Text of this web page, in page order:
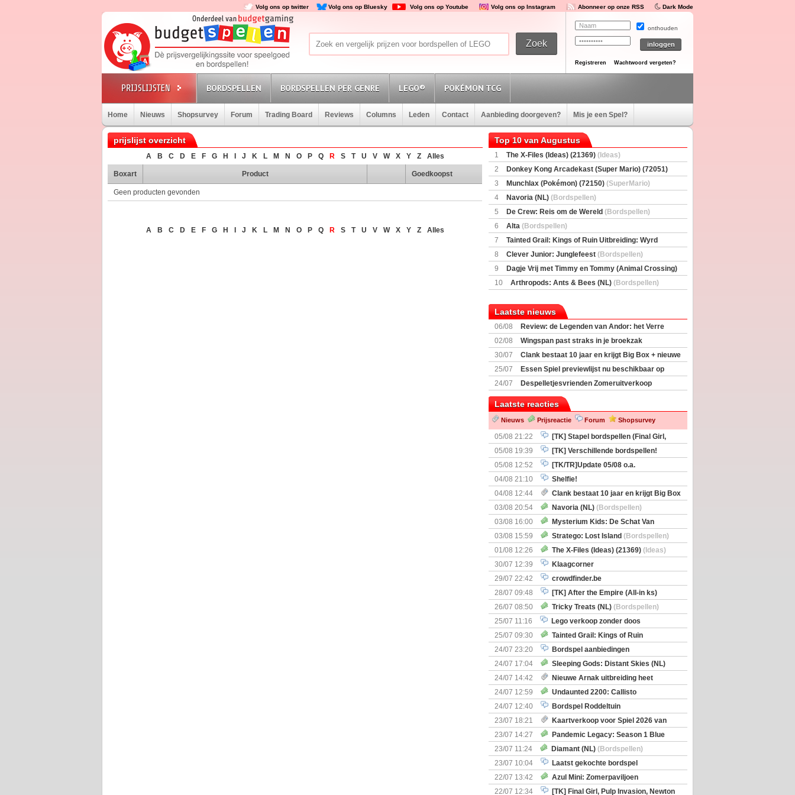
Volg ons op twitter Volg ons op Bluesky Volg ons op Youtube Volg ons op Instagram Abonneer op onze RSS Dark Mode
onthouden
Registreren Wachtwoord vergeten?
BORDSPELLEN BORDSPELLEN PER GENRE LEGO® POKÉMON TCG
Home Nieuws Shopsurvey Forum Trading Board Reviews Columns Leden Contact Aanbieding doorgeven? Mis je een Spel?
prijslijst overzicht
A B C D E F G H J K L M N O P Q R S T U V W X Y Z Alles
Boxart Product Goedkoopst
Geen producten gevonden
A B C D E F G H J K L M N O P Q R S T U V W X Y Z Alles
Top 10 van Augustus
1 The X-Files (Ideas) (21369) (Ideas)
2
Donkey Kong Arcadekast (Super Mario) (72051)
(SuperMario)
3 Munchlax (Pokémon) (72150) (SuperMario)
4
Navoria (NL) (Bordspellen)
5
De Crew: Reis om de Wereld (Bordspellen)
6
Alta (Bordspellen)
7
Tainted Grail: Kings of Ruin Uitbreiding: Wyrd
Encounters(Bordspellen)
8 Clever Junior: Junglefeest (Bordspellen)
9
Dagje Vrij met Timmy en Tommy (Animal Crossing)
(77059)(Ideas)
10 Arthropods: Ants & Bees (NL) (Bordspellen)
Laatste nieuws
06/08
Review: de Legenden van Andor: het Verre
Land
02/08
Wingspan past straks in je broekzak
30/07
Clank bestaat 10 jaar en krijgt Big Box + nieuwe
uitbreiding
25/07
Essen Spiel previewlijst nu beschikbaar op
Boardgamegeek
24/07
Despelletjesvrienden Zomeruitverkoop
Laatste reacties
Nieuws Prijsreactie Forum Shopsurvey
05/08 21:22
[TK] Stapel bordspellen (Final Girl,
Nemesis Retaliation, Zombicide Invader)
05/08 19:39
[TK] Verschillende bordspellen!
05/08 12:52
[TK/TR]Update 05/08 o.a.
Prijsverlagingen, Imperium Horizons, 20 Strong
04/08 21:10
Shelfie!
04/08 12:44
Clank bestaat 10 jaar en krijgt Big Box
+ nieuwe uitbreiding
03/08 20:54 Navoria (NL) (Bordspellen)
03/08 16:00
Mysterium Kids: De Schat Van
Kapitein Boe
(Bordspellen)
03/08 15:59 Stratego: Lost Island (Bordspellen)
01/08 12:26
The X-Files (Ideas) (21369) (Ideas)
30/07 12:39
Klaagcorner
29/07 22:42
crowdfinder.be
28/07 09:48
[TK] After the Empire (All-in ks)
26/07 08:50
Tricky Treats (NL) (Bordspellen)
25/07 11:16
Lego verkoop zonder doos
25/07 09:30
Tainted Grail: Kings of Ruin
Uitbreiding: Wyrd Encounters(Bordspellen)
24/07 23:20
Bordspel aanbiedingen
24/07 17:04
Sleeping Gods: Distant Skies (NL)
(Bordspellen)
24/07 14:42
Nieuwe Arnak uitbreiding heet
Surprise Shipments
24/07 12:59
Undaunted 2200: Callisto
(Bordspellen)
24/07 12:40
Bordspel Roddeltuin
23/07 18:21
Kaartverkoop voor Spiel 2026 van
start
23/07 14:27
Pandemic Legacy: Season 1 Blue
(Bordspellen)
23/07 11:24 Diamant (NL) (Bordspellen)
23/07 10:04
Laatst gekochte bordspel
22/07 13:42
Azul Mini: Zomerpaviljoen
(Bordspellen)
22/07 12:34 [TK] Final Girl, Pulp Invasion, Newton